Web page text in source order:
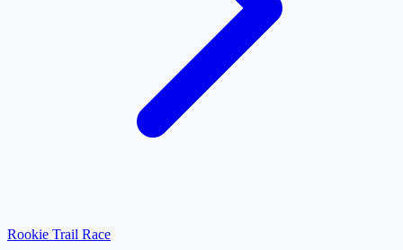
Rookie Trail Race